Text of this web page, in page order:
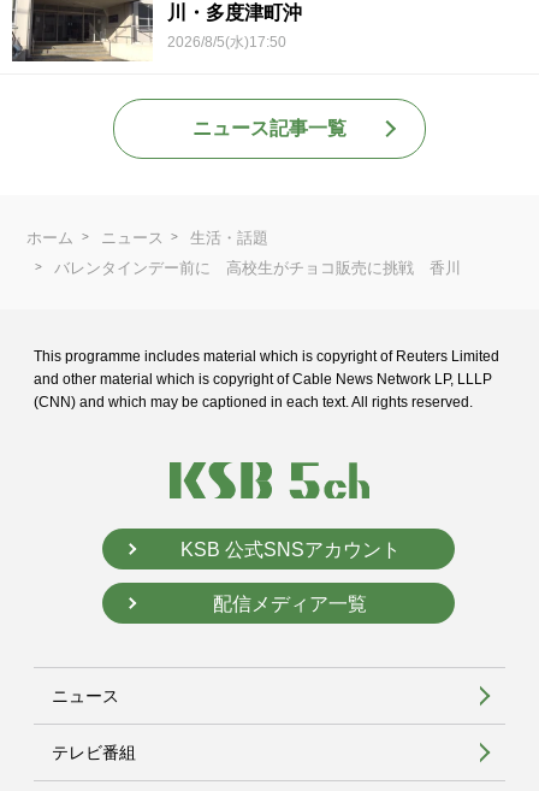
川・多度津町沖
2026/8/5(水)17:50
ニュース記事一覧
ホーム ニュース
生活・話題
バレンタインデー前に 高校生がチョコ販売に挑戦 香川
This programme includes material which is copyright of Reuters Limited
and other material which is copyright of Cable News Network LP, LLLP
(CNN) and which may be captioned in each text. All rights reserved.
KSB 公式SNSアカウント
配信メディア一覧
ニュース
テレビ番組